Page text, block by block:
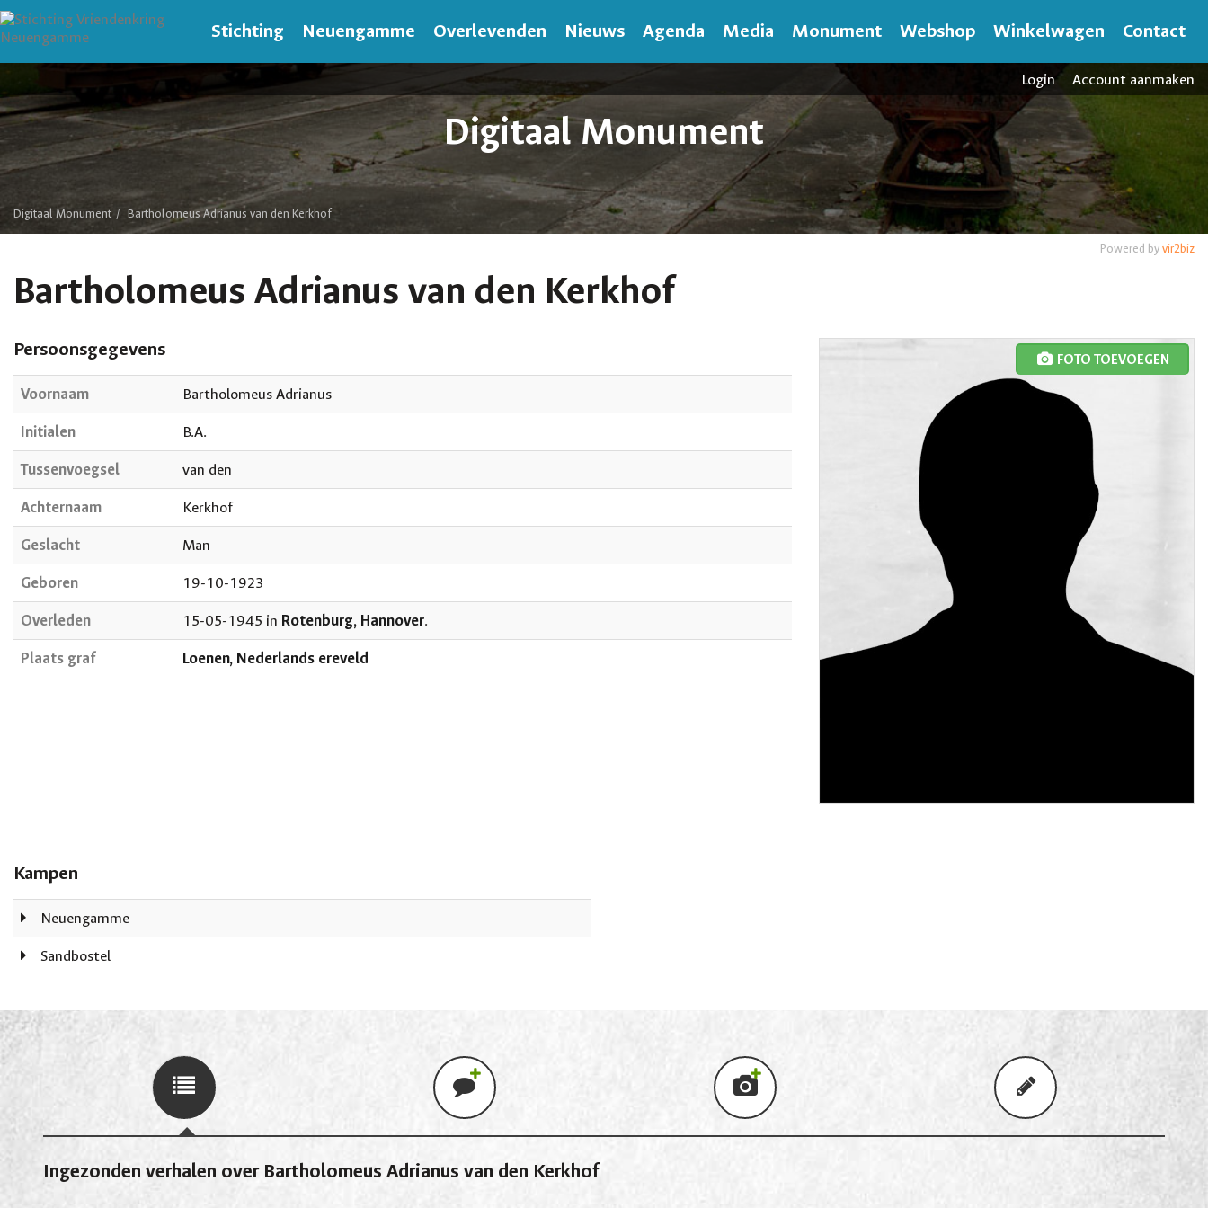
Stichting Neuengamme Overlevenden Nieuws Agenda Media Monument Webshop Winkelwagen Contact
Login Account aanmaken
Digitaal Monument
Digitaal Monument Bartholomeus Adrianus van den Kerkhof
Bartholomeus Adrianus van den Kerkhof
Powered byvir2biz
FOTO TOEVOEGEN
Persoonsgegevens
Voornaam
Bartholomeus Adrianus
Initialen
B.A.
Tussenvoegsel
van den
Achternaam
Kerkhof
Geslacht
Man
Geboren
19-10-1923
Overleden
15-05-1945 in Rotenburg, Hannover.
Plaats graf
Loenen, Nederlands ereveld
Kampen
Neuengamme
Sandbostel
Ingezonden verhalen over Bartholomeus Adrianus van den Kerkhof